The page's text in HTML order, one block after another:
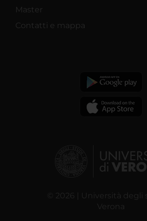
Master
Contatti e mappa
© 2026 | Università degli
Verona